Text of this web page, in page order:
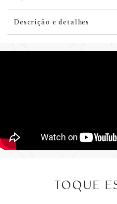
Descrição e detalhes
TOQUE